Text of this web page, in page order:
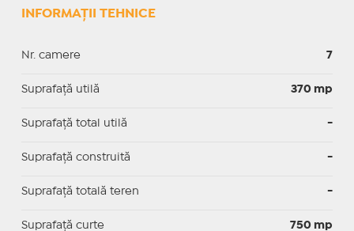
INFORMAȚII TEHNICE
Nr. camere 7
Suprafaţă utilă 370 mp
Suprafaţă total utilă -
Suprafaţă construită -
Suprafață totală teren -
Suprafaţă curte 750 mp